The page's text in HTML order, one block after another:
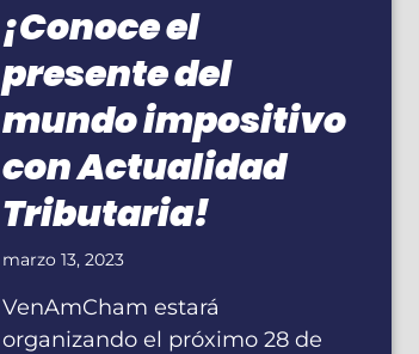
¡Conoce el
presente del
mundo impositivo
con Actualidad
Tributaria!
marzo 13, 2023
VenAmCham estará
organizando el próximo 28 de